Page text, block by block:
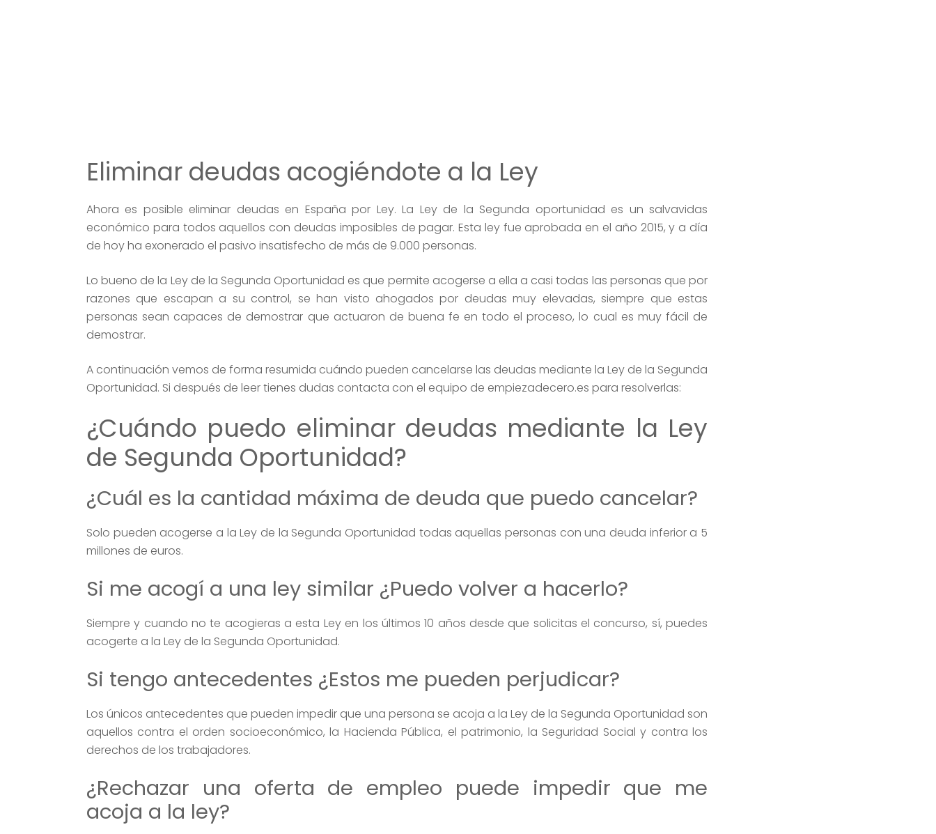
Eliminar deudas acogiéndote a la Ley
Ahora es posible eliminar deudas en España por Ley. La Ley de la Segunda oportunidad es un salvavidas
económico para todos aquellos con deudas imposibles de pagar. Esta ley fue aprobada en el año 2015, y a día
de hoy ha exonerado el pasivo insatisfecho de más de 9.000 personas.
Lo bueno de la Ley de la Segunda Oportunidad es que permite acogerse a ella a casi todas las personas que por
razones que escapan a su control, se han visto ahogados por deudas muy elevadas, siempre que estas
personas sean capaces de demostrar que actuaron de buena fe en todo el proceso, lo cual es muy fácil de
demostrar.
A continuación vemos de forma resumida cuándo pueden cancelarse las deudas mediante la Ley de la Segunda
Oportunidad. Si después de leer tienes dudas contacta con el equipo de empiezadecero.es para resolverlas:
¿Cuándo puedo eliminar deudas mediante la Ley
de Segunda Oportunidad?
¿Cuál es la cantidad máxima de deuda que puedo cancelar?
Solo pueden acogerse a la Ley de la Segunda Oportunidad todas aquellas personas con una deuda inferior a 5
millones de euros.
Si me acogí a una ley similar ¿Puedo volver a hacerlo?
Siempre y cuando no te acogieras a esta Ley en los últimos 10 años desde que solicitas el concurso, sí, puedes
acogerte a la Ley de la Segunda Oportunidad.
Si tengo antecedentes ¿Estos me pueden perjudicar?
Los únicos antecedentes que pueden impedir que una persona se acoja a la Ley de la Segunda Oportunidad son
aquellos contra el orden socioeconómico, la Hacienda Pública, el patrimonio, la Seguridad Social y contra los
derechos de los trabajadores.
¿Rechazar una oferta de empleo puede impedir que me
acoja a la ley?